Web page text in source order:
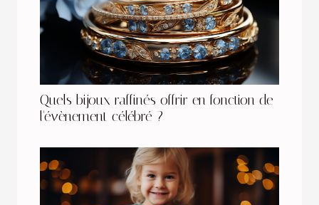
Quels bijoux raffinés offrir en fonction de
l'évènement célébré ?